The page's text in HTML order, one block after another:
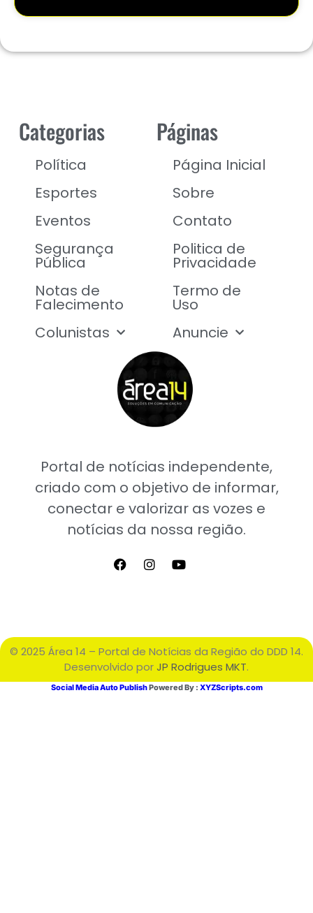
Portal de notícias independente,
criado com o objetivo de informar,
conectar e valorizar as vozes e
notícias da nossa região.
Categorias
Política
Esportes
Eventos
Segurança
Pública
Notas de
Falecimento
Colunistas
Páginas
Página Inicial
Sobre
Contato
Politica de
Privacidade
Termo de
Uso
Anuncie
© 2025 Área 14 – Portal de Notícias da Região do DDD 14.
Desenvolvido porJP Rodrigues MKT.
Social Media Auto PublishPowered By : XYZScripts.com